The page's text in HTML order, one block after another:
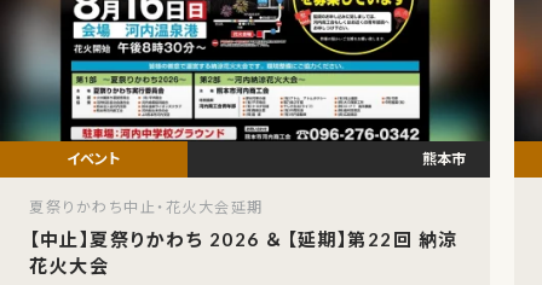
【中止】夏祭りかわち 2026 ＆ 【延期】第22回 納涼
花火大会
熊本市
夏祭りかわち中止・花火大会延期